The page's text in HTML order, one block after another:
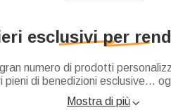
esclusivi per
numero di prodotti
di benedizioni esclusive...
di un genitore o ditutte le
Mostra di più